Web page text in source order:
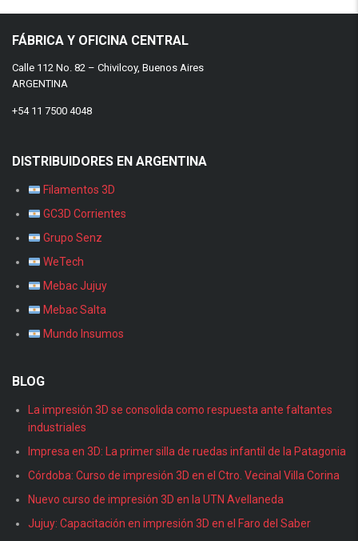
FÁBRICA Y OFICINA CENTRAL
Calle 112 No. 82 – Chivilcoy, Buenos Aires
ARGENTINA
+54 11 7500 4048
DISTRIBUIDORES EN ARGENTINA
Filamentos 3D
GC3D Corrientes
Grupo Senz
WeTech
Mebac Jujuy
Mebac Salta
Mundo Insumos
BLOG
La impresión 3D se consolida como respuesta ante faltantes
industriales
Impresa en 3D: La primer silla de ruedas infantil de la Patagonia
Córdoba: Curso de impresión 3D en el Ctro. Vecinal Villa Corina
Nuevo curso de impresión 3D en la UTN Avellaneda
Jujuy: Capacitación en impresión 3D en el Faro del Saber